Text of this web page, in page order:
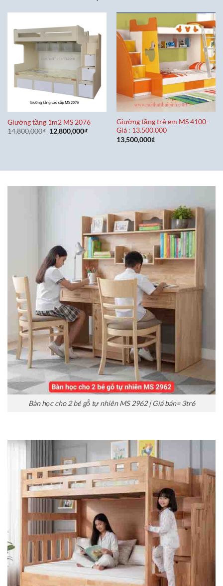
Giường tầng 1m2 MS 2076
14,800,000₫ Giá
gốc
12,800,000₫Giá
Giường tầng trẻ em MS 4100-
Giá : 13.500.000
13,500,000₫
Bàn học cho 2 bé gỗ tự nhiên MS 2962 | Giá bán= 3tr6